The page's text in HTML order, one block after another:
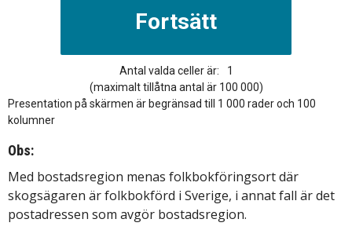
Antal valda celler är:
1
(maximalt tillåtna antal är 100 000)
Presentation på skärmen är begränsad till 1 000 rader och 100
kolumner
Obs:
Med bostadsregion menas folkbokföringsort där
skogsägaren är folkbokförd i Sverige, i annat fall är det
postadressen som avgör bostadsregion.